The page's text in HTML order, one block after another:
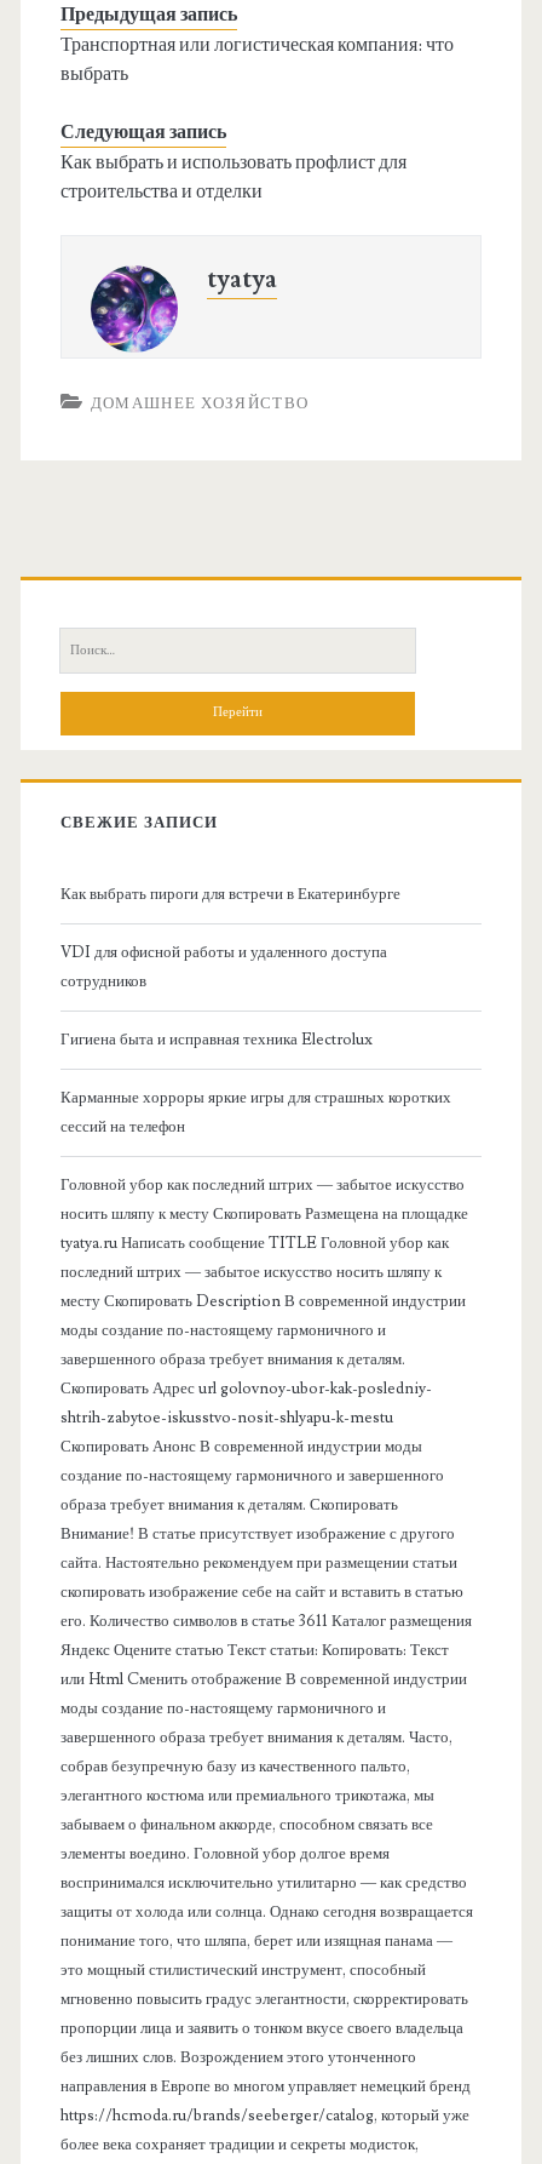
Предыдущая запись
Транспортная или логистическая компания: что
выбрать
Следующая запись
Как выбрать и использовать профлист для
строительства и отделки
tyatya
ДОМАШНЕЕ ХОЗЯЙСТВО
О
П
о
с
:
СВЕЖИЕ ЗАПИСИ
Как выбрать пироги для встречи в Екатеринбурге
VDI для офисной работы и удаленного доступа
сотрудников
Гигиена быта и исправная техника Electrolux
Карманные хорроры яркие игры для страшных коротких
сессий на телефон
Головной убор как последний штрих — забытое искусство
носить шляпу к месту Скопировать Размещена на площадке
tyatya.ru Написать сообщение TITLE Головной убор как
последний штрих — забытое искусство носить шляпу к
месту Скопировать Description В современной индустрии
моды создание по-настоящему гармоничного и
завершенного образа требует внимания к деталям.
Скопировать Адрес url golovnoy-ubor-kak-posledniy-
shtrih-zabytoe-iskusstvo-nosit-shlyapu-k-mestu
Скопировать Анонс В современной индустрии моды
создание по-настоящему гармоничного и завершенного
образа требует внимания к деталям. Скопировать
Внимание! В статье присутствует изображение с другого
сайта. Настоятельно рекомендуем при размещении статьи
скопировать изображение себе на сайт и вставить в статью
его. Количество символов в статье 3611 Каталог размещения
Яндекс Оцените статью Текст статьи: Копировать: Текст
или Html Cменить отображение В современной индустрии
моды создание по-настоящему гармоничного и
завершенного образа требует внимания к деталям. Часто,
собрав безупречную базу из качественного пальто,
элегантного костюма или премиального трикотажа, мы
забываем о финальном аккорде, способном связать все
элементы воедино. Головной убор долгое время
воспринимался исключительно утилитарно — как средство
защиты от холода или солнца. Однако сегодня возвращается
понимание того, что шляпа, берет или изящная панама —
это мощный стилистический инструмент, способный
мгновенно повысить градус элегантности, скорректировать
пропорции лица и заявить о тонком вкусе своего владельца
без лишних слов. Возрождением этого утонченного
направления в Европе во многом управляет немецкий бренд
https://hcmoda.ru/brands/seeberger/catalog, который уже
более века сохраняет традиции и секреты модисток,